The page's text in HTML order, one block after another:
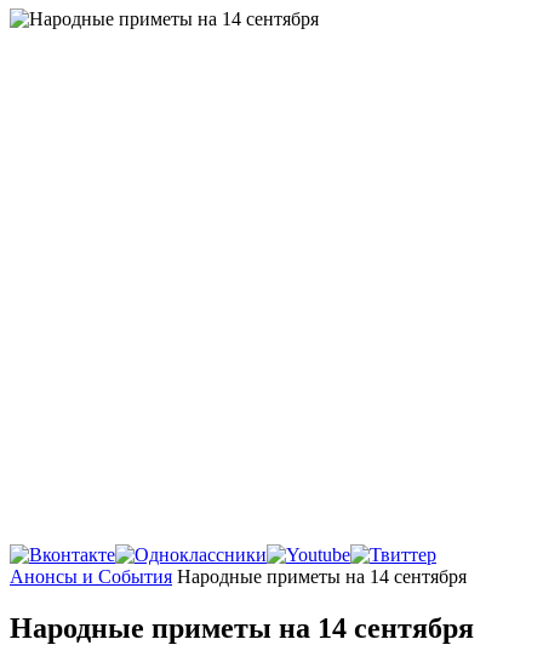
Главная
Анонсы и События Народные приметы на 14 сентября
Народные приметы на 14 сентября